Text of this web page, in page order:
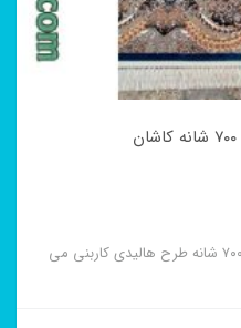
از خاص ترین طرح های فرش ماشینی ۷۰۰ شانه طرح هالیدی کاربنی می